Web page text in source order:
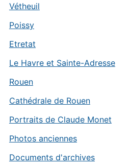
Vétheuil
Poissy
Etretat
Le Havre et Sainte-Adresse
Rouen
Cathédrale de Rouen
Portraits de Claude Monet
Photos anciennes
Documents d'archives